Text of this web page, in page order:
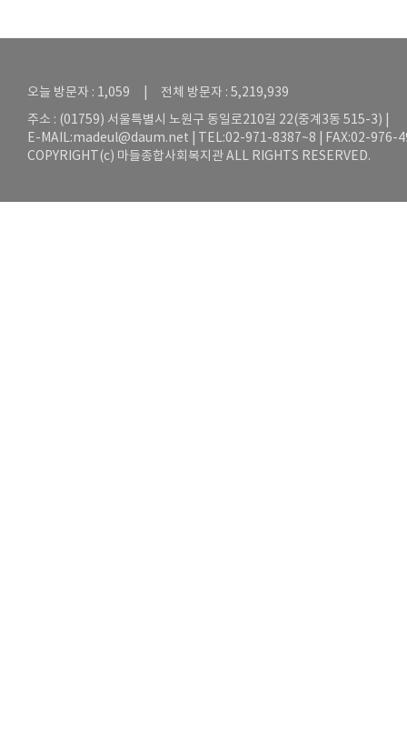
오늘 방문자 : 1,059 | 전체 방문자 : 5,219,939
주소 : (01759) 서울특별시 노원구 동일로210길 22(중계3동 515-3) |
E-MAIL:madeul@daum.net | TEL:02-971-8387~8 | FAX:02-976-
COPYRIGHT(c) 마들종합사회복지관 ALL RIGHTS RESERVED.